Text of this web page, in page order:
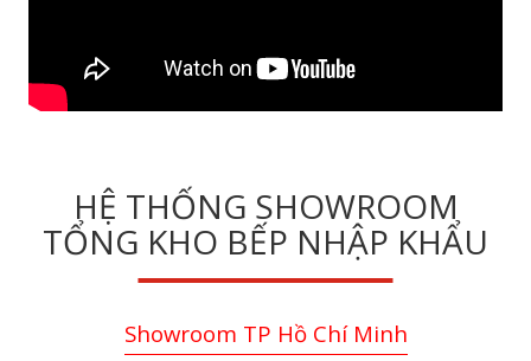
HỆ THỐNG SHOWROOM
TỔNG KHO BẾP NHẬP KHẨU
Showroom TP Hồ Chí Minh